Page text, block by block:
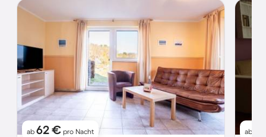
ab 62 € pro Nacht ab